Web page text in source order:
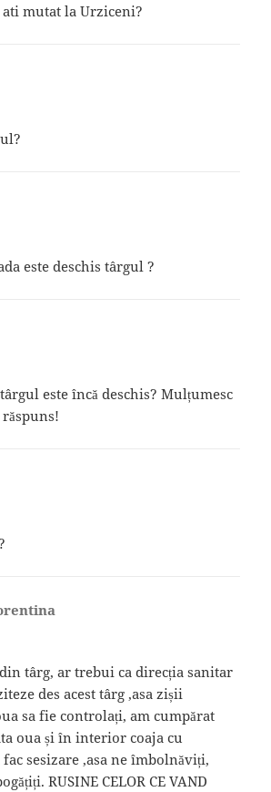
mutat la Urziceni?
este deschis târgul ?
este încă deschis? Mulțumesc
târg, ar trebui ca direcția sanitar
des acest târg ,asa zișii
sa fie controlați, am cumpărat
oua și în interior coaja cu
sesizare ,asa ne îmbolnăviți,
RUSINE CELOR CE VAND